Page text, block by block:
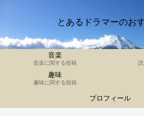
とあるドラマーのお
音楽
音楽に関する投稿
趣味
趣味に関する投稿
プロフィール